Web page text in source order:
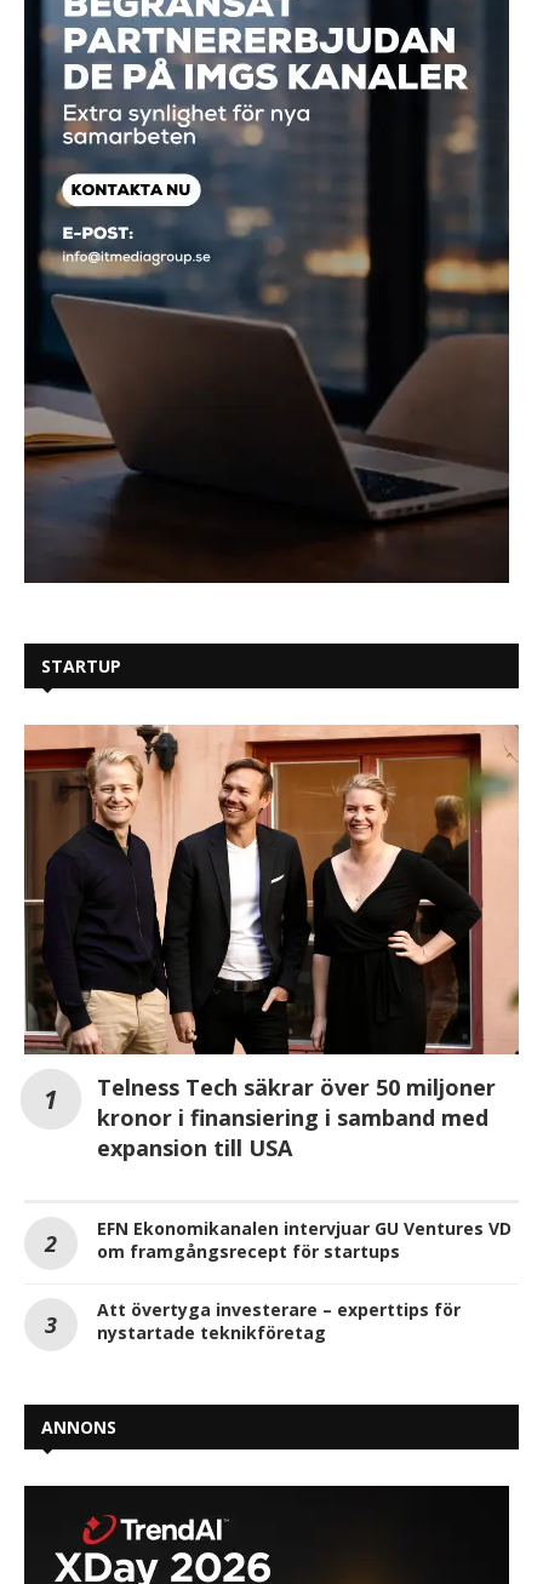
STARTUP
Telness Tech säkrar över 50 miljoner
kronor i finansiering i samband med
expansion till USA
EFN Ekonomikanalen intervjuar GU Ventures VD
om framgångsrecept för startups
Att övertyga investerare – experttips för
nystartade teknikföretag
ANNONS